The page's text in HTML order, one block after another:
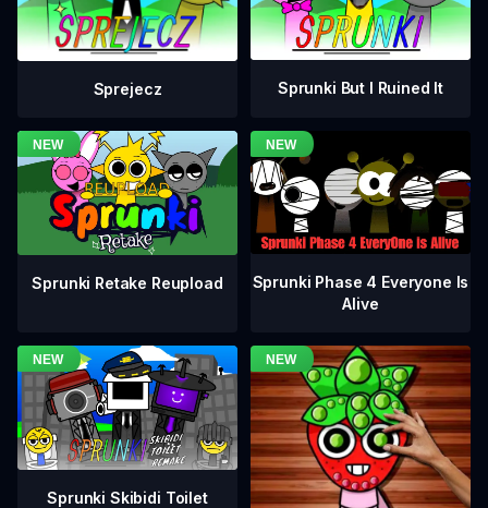
Sprejecz Sprunki But I Ruined It
Sprunki Retake Reupload
Sprunki Phase 4 Everyone Is
Alive
Sprunki Skibidi Toilet